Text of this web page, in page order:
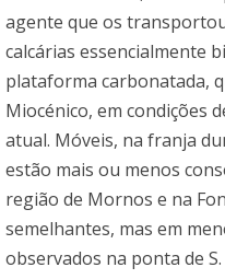
agente que os
calcárias essencialmente
plataforma carbonatada,
Miocénico, em condições
atual. Móveis, na franja
estão mais ou menos
região de Mornos e na
semelhantes, mas em
observados na ponta de